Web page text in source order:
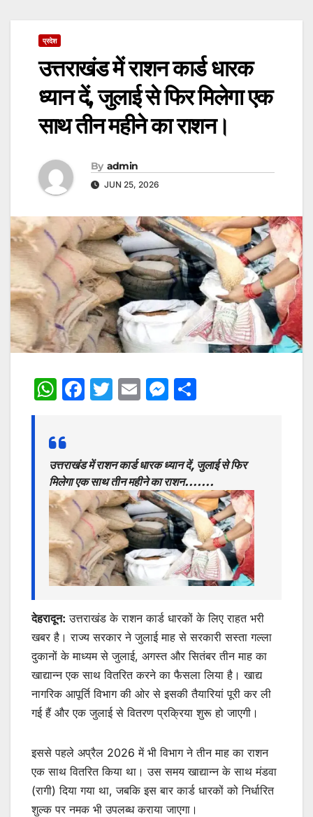
प्रदेश
उत्तराखंड में राशन कार्ड धारक
ध्यान दें, जुलाई से फिर मिलेगा एक
साथ तीन महीने का राशन।
By admin
JUN 25, 2026
W
at
s
A
p
p
F
e
b
o
o
k
T
er
E
l
M
s
e
n
g
er
e
उत्तराखंड में राशन कार्ड धारक ध्यान दें, जुलाई से फिर
मिलेगा एक साथ तीन महीने का राशन…….
देहरादून: उत्तराखंड के राशन कार्ड धारकों के लिए राहत भरी
खबर है। राज्य सरकार ने जुलाई माह से सरकारी सस्ता गल्ला
दुकानों के माध्यम से जुलाई, अगस्त और सितंबर तीन माह का
खाद्यान्न एक साथ वितरित करने का फैसला लिया है। खाद्य
नागरिक आपूर्ति विभाग की ओर से इसकी तैयारियां पूरी कर ली
गई हैं और एक जुलाई से वितरण प्रक्रिया शुरू हो जाएगी।
इससे पहले अप्रैल 2026 में भी विभाग ने तीन माह का राशन
एक साथ वितरित किया था। उस समय खाद्यान्न के साथ मंडवा
(रागी) दिया गया था, जबकि इस बार कार्ड धारकों को निर्धारित
शुल्क पर नमक भी उपलब्ध कराया जाएगा।